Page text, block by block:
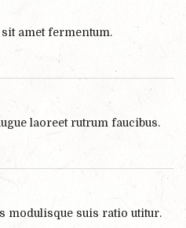
amet fermentum.
laoreet rutrum faucibus.
modulisque suis ratio utitur.